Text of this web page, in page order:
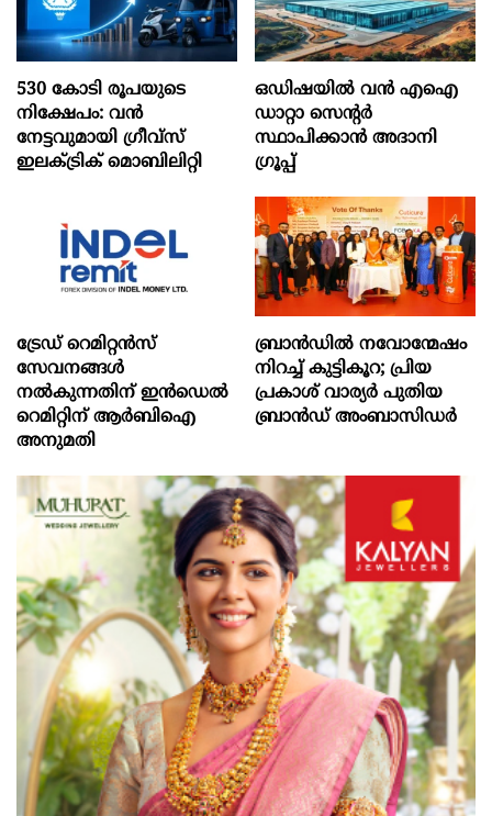
530 കോടി രൂപയുടെ
നിക്ഷേപം: വൻ
നേട്ടവുമായി ഗ്രീവ്സ്
ഇലക്ട്രിക് മൊബിലിറ്റി
ഒഡിഷയില്‍ വന്‍ എഐ
ഡാറ്റാ സെന്റര്‍
സ്ഥാപിക്കാന്‍ അദാനി
ഗ്രൂപ്പ്
ട്രേഡ് റെമിറ്റന്‍സ്
സേവനങ്ങള്‍
നല്‍കുന്നതിന് ഇന്‍ഡെല്‍
റെമിറ്റിന് ആര്‍ബിഐ
അനുമതി
ബ്രാൻഡിൽ നവോന്മേഷം
നിറച്ച് കുട്ടികൂറ; പ്രിയ
പ്രകാശ് വാര്യർ പുതിയ
ബ്രാൻഡ് അംബാസിഡർ